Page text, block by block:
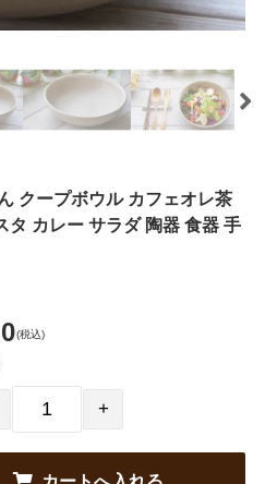
クープボウル カフェオレ茶
タ カレー サラダ 陶器 食器 手
(税込)